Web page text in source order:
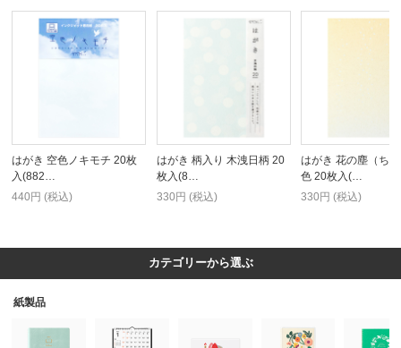
はがき 空色ノキモチ 20枚
入(882…
440円 (税込)
はがき 柄入り 木洩日柄 20
枚入(8…
330円 (税込)
はがき 花の塵（ち
色 20枚入(…
330円 (税込)
カテゴリーから選ぶ
紙製品